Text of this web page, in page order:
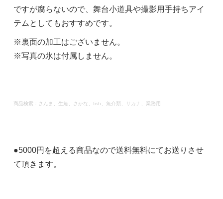
ですが腐らないので、舞台小道具や撮影用手持ちアイ
テムとしてもおすすめです。
※裏面の加工はございません。
※写真の氷は付属しません。
商品検索：さんま、生魚、さかな、fish、魚介類、サカナ、業務用
●5000円を超える商品なので送料無料にてお送りさせ
て頂きます。